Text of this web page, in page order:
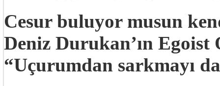
Cesur buluyor musun
Deniz Durukan’ın
“Uçurumdan sarkmayı